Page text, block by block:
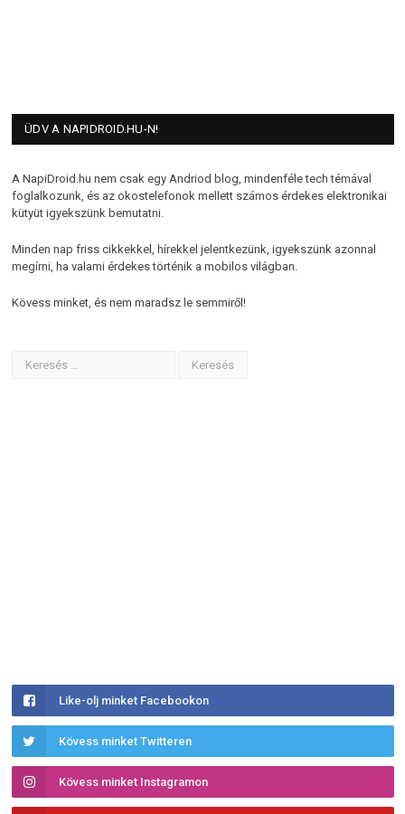
ÜDV A NAPIDROID.HU-N!
A NapiDroid.hu nem csak egy Andriod blog, mindenféle tech témával
foglalkozunk, és az okostelefonok mellett számos érdekes elektronikai
kütyüt igyekszünk bemutatni.
Minden nap friss cikkekkel, hírekkel jelentkezünk, igyekszünk azonnal
megírni, ha valami érdekes történik a mobilos világban.
Kövess minket, és nem maradsz le semmiről!
Like-olj minket Facebookon
Kövess minket Twitteren
Kövess minket Instagramon